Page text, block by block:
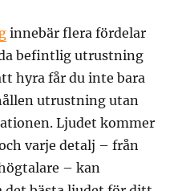
innebär flera fördelar
befintlig utrustning
hyra får du inte bara
utrustning utan
Ljudet kommer
varje detalj – från
– kan